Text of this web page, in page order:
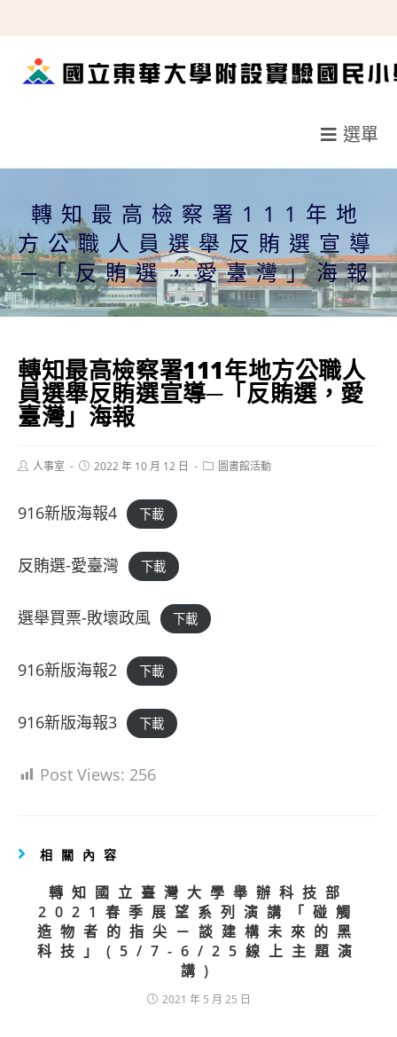
轉
選單
轉知最高檢察署111年地
方公職人員選舉反賄選宣導
─「反賄選，愛臺灣」海報
轉知最高檢察署111年地方公職人
員選舉反賄選宣導─「反賄選，愛
臺灣」海報
Post人事室
Post2022 年 10 月 12 日
Post圖書館活動
916新版海報4 下載
反賄選-愛臺灣 下載
選舉買票-敗壞政風 下載
916新版海報2 下載
916新版海報3 下載
Post Views: 256
相關內容
轉知國立臺灣大學舉辦科技部
2021春季展望系列演講「碰觸
造物者的指尖－談建構未來的黑
科技」(5/7-6/25線上主題演
講)
2021 年 5 月 25 日